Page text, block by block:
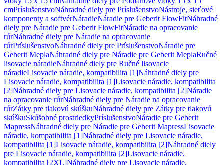
cmPríslušenstvoNáhradné diely pre PríslušenstvoNástroje, sieťové
komponenty a softvérNáradieNáradie pre Geberit FlowFitNáhradné
diely pre Náradie pre Geberit FlowFitNáradie na opracovanie
rúrNáhradné diely pre Náradie na opracovanie
rúrPríslušenstvoNáhradné diely pre PríslušenstvoNáradie pre
Geberit MeplaNáhradné diely pre Náradie pre Geberit MeplaRučné
lisovacie náradieNáhradné diely pre Ručné lisovacie
náradieLisovacie náradie, kompatibilita [1]Náhradné diely pre
Lisovacie náradie, kompatibilita [1]Lisovacie náradie, kompatibilita
[2]Náhradné diely pre Lisovacie náradie, kompatibilita [2]Náradie
na opracovanie rúrNáhradné diely pre Náradie na opracovanie
rúrZátky pre tlakovú skúškuNáhradné diely pre Zátky pre tlakovú
skúškuSkúšobné prostriedkyPríslušenstvoNáradie pre Geberit
MapressNáhradné diely pre Náradie pre Geberit MapressLisovacie
náradie, kompatibilita [1]Náhradné diely pre Lisovacie náradie,
kompatibilita [1]Lisovacie náradie, kompatibilita [2]Náhradné diely
pre Lisovacie náradie, kompatibilita [2]Lisovacie náradie,
kompatibilita [2XL]Náhradné diely pre Lisovacie náradie,